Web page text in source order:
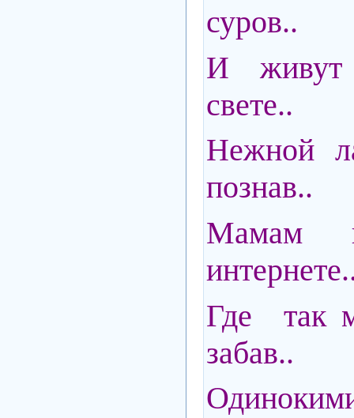
суров..
И
свете..
Нежной
познав..
Мамам
Где так
забав..